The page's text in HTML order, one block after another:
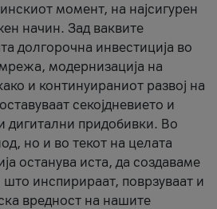
момент, на најсигурен
начин. Зад ваквите
долгорочна инвестиција во
модернизација на
и континуираниот развој на
секојдневието и
дигитални придобивки. Во
но и во текот на целата
останува иста, да создаваме
што инспирираат, поврзуваат и
вредност на нашите